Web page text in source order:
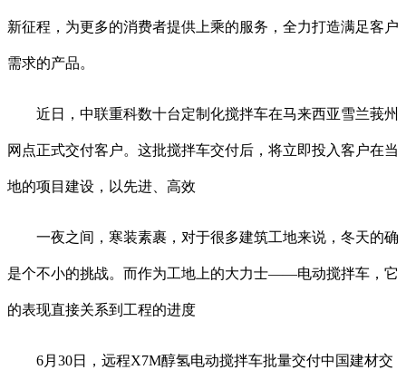
新征程，为更多的消费者提供上乘的服务，全力打造满足客户
需求的产品。
近日，中联重科数十台定制化搅拌车在马来西亚雪兰莪州
网点正式交付客户。这批搅拌车交付后，将立即投入客户在当
地的项目建设，以先进、高效
一夜之间，寒装素裹，对于很多建筑工地来说，冬天的确
是个不小的挑战。而作为工地上的大力士——电动搅拌车，它
的表现直接关系到工程的进度
6月30日，远程X7M醇氢电动搅拌车批量交付中国建材交